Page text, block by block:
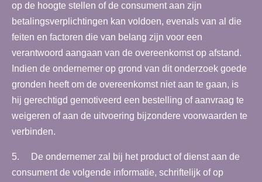
op de hoogte stellen of de consument aan zijn
betalingsverplichtingen kan voldoen, evenals van al die
feiten en factoren die van belang zijn voor een
verantwoord aangaan van de overeenkomst op afstand.
Indien de ondernemer op grond van dit onderzoek goede
gronden heeft om de overeenkomst niet aan te gaan, is
hij gerechtigd gemotiveerd een bestelling of aanvraag te
weigeren of aan de uitvoering bijzondere voorwaarden te
verbinden.
5. De ondernemer zal bij het product of dienst aan de
consument de volgende informatie, schriftelijk of op